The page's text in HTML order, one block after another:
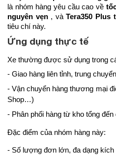
là nhóm hàng yêu cầu cao về
nguyên vẹn , và Tera350 Plus
tiêu chí này.
Ứng dụng thực tế
Xe thường được sử dụng trong
- Giao hàng liên tỉnh, trung
- Vận chuyển hàng thương mại
Shop…)
- Phân phối hàng từ kho tổng đến
Đặc điểm của nhóm hàng này:
- Số lượng đơn lớn, đa dạng